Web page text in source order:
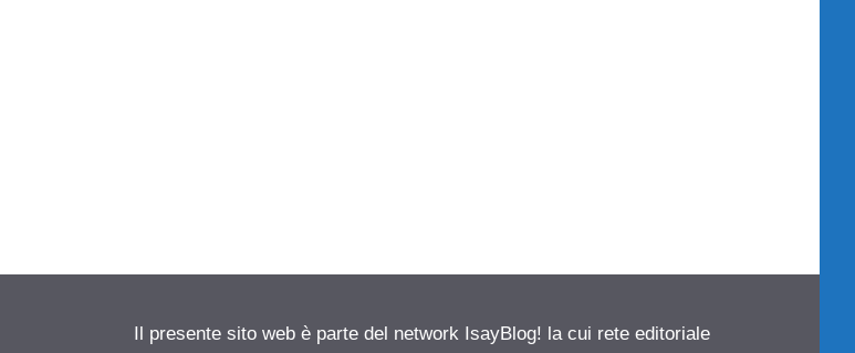
Il presente sito web è parte del network IsayBlog! la cui rete editoriale